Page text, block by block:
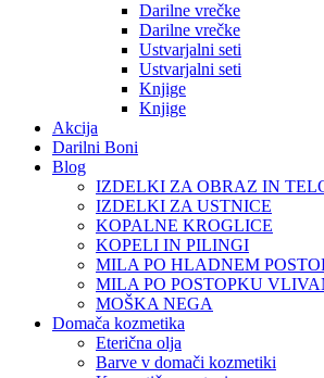
Darilne vrečke
Darilne vrečke
Ustvarjalni seti
Ustvarjalni seti
Knjige
Knjige
Akcija
Darilni Boni
Blog
IZDELKI ZA OBRAZ IN
IZDELKI ZA USTNICE
KOPALNE KROGLICE
KOPELI IN PILINGI
MILA PO HLADNEM
MILA PO POSTOPKU
MOŠKA NEGA
Domača kozmetika
Eterična olja
Barve v domači kozmetiki